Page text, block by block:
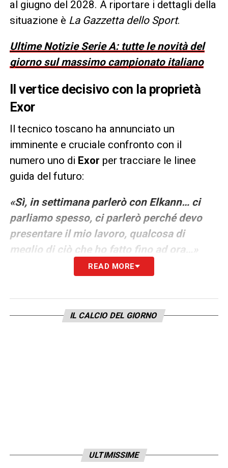
al giugno del 2028. A riportare i dettagli della
situazione è La Gazzetta dello Sport.
Ultime Notizie Serie A: tutte le novità del
giorno sul massimo campionato italiano
Il vertice decisivo con la proprietà
Exor
Il tecnico toscano ha annunciato un
imminente e cruciale confronto con il
numero uno di Exor per tracciare le linee
guida del futuro:
«Sì, in settimana parlerò con Elkann… ci
parliamo spesso, ci parlerò perché devo
presentare il mio lavoro, qualcosa di
meglio di ciò che ho fatto fino ad ora…»
L’ex ct azzurro ha ereditato la squadra al
gestione, si ritrova in sesta posizione con un
distacco di 18 lunghezze dalla vetta. Un
andata così, siamo comunque in Europa
READ MORE
IL CALCIO DEL GIORNO
ULTIMISSIME